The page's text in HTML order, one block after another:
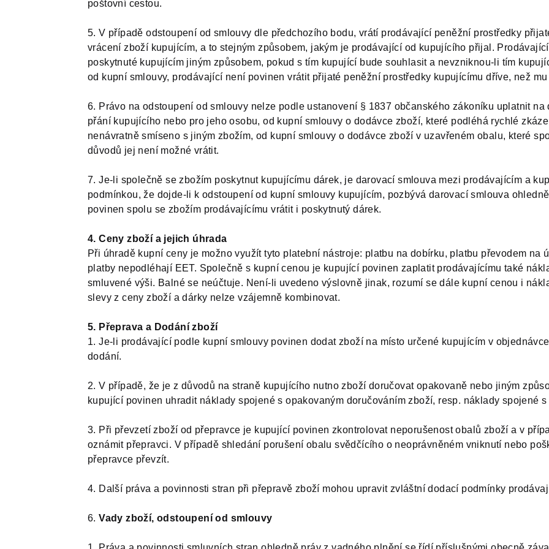
poštovní cestou.
5. V případě odstoupení od smlouvy dle předchozího bodu, vrátí prodávající peněžní prostředky
vrácení zboží kupujícím, a to stejným způsobem, jakým je prodávající od kupujícího přijal.
poskytnuté kupujícím jiným způsobem, pokud s tím kupující bude souhlasit a nevzniknou-li tím
od kupní smlouvy, prodávající není povinen vrátit přijaté peněžní prostředky kupujícímu dříve, než
6. Právo na odstoupení od smlouvy nelze podle ustanovení § 1837 občanského zákoníku uplatnit
přání kupujícího nebo pro jeho osobu, od kupní smlouvy o dodávce zboží, které podléhá rychlé
nenávratně smíseno s jiným zbožím, od kupní smlouvy o dodávce zboží v uzavřeném obalu, které
důvodů jej není možné vrátit.
7. Je-li společně se zbožím poskytnut kupujícímu dárek, je darovací smlouva mezi prodávajícím a
podmínkou, že dojde-li k odstoupení od kupní smlouvy kupujícím, pozbývá darovací smlouva
povinen spolu se zbožím prodávajícímu vrátit i poskytnutý dárek.
4. Ceny zboží a jejich úhrada
Při úhradě kupní ceny je možno využít tyto platební nástroje: platbu na dobírku, platbu převodem na
platby nepodléhají EET. Společně s kupní cenou je kupující povinen zaplatit prodávajícímu také
smluvené výši. Balné se neúčtuje. Není-li uvedeno výslovně jinak, rozumí se dále kupní cenou i
slevy z ceny zboží a dárky nelze vzájemně kombinovat.
5. Přeprava a Dodání zboží
1. Je-li prodávající podle kupní smlouvy povinen dodat zboží na místo určené kupujícím v
dodání.
2. V případě, že je z důvodů na straně kupujícího nutno zboží doručovat opakovaně nebo jiným
kupující povinen uhradit náklady spojené s opakovaným doručováním zboží, resp. náklady spojené
3. Při převzetí zboží od přepravce je kupující povinen zkontrolovat neporušenost obalů zboží a v
oznámit přepravci. V případě shledání porušení obalu svědčícího o neoprávněném vniknutí nebo
přepravce převzít.
4. Další práva a povinnosti stran při přepravě zboží mohou upravit zvláštní dodací podmínky
6.Vady zboží, odstoupení od smlouvy